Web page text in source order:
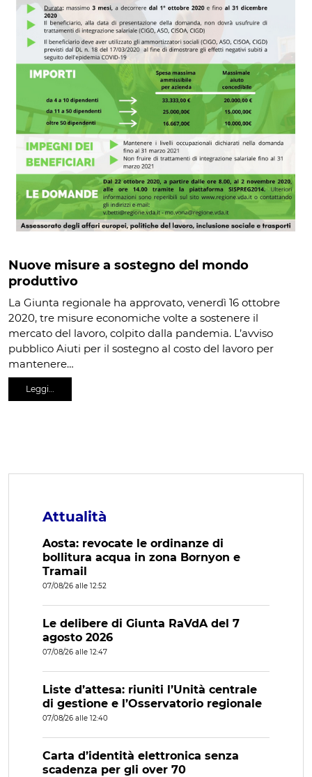
Nuove misure a sostegno del mondo
produttivo
La Giunta regionale ha approvato, venerdì 16 ottobre
2020, tre misure economiche volte a sostenere il
mercato del lavoro, colpito dalla pandemia. L’avviso
pubblico Aiuti per il sostegno al costo del lavoro per
mantenere…
Leggi…
Attualità
Aosta: revocate le ordinanze di
bollitura acqua in zona Bornyon e
Tramail
07/08/26 alle 12:52
Le delibere di Giunta RaVdA del 7
agosto 2026
07/08/26 alle 12:47
Liste d’attesa: riuniti l’Unità centrale
di gestione e l’Osservatorio regionale
07/08/26 alle 12:40
Carta d’identità elettronica senza
scadenza per gli over 70